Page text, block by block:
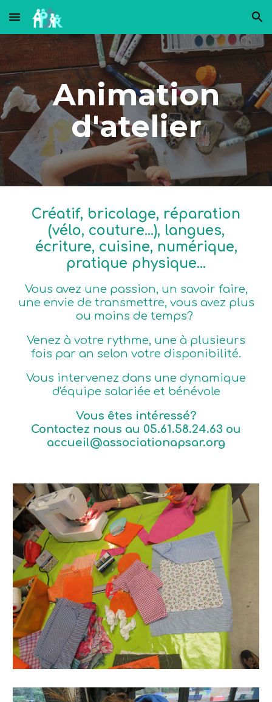
Skip to main content Skip to navigation
Animation
d'atelier
Créatif, bricolage, réparation
(vélo, couture...), langues,
écriture, cuisine, numérique,
pratique physique...
Vous avez une passion, un savoir faire,
une envie de transmettre, vous avez plus
ou moins de temps?
Venez à votre rythme, une à plusieurs
fois par an selon votre disponibilité.
Vous intervenez dans une dynamique
d'équipe salariée et bénévole
Vous êtes intéressé?
Contactez nous au 05.61.58.24.63 ou
accueil@associationapsar.org